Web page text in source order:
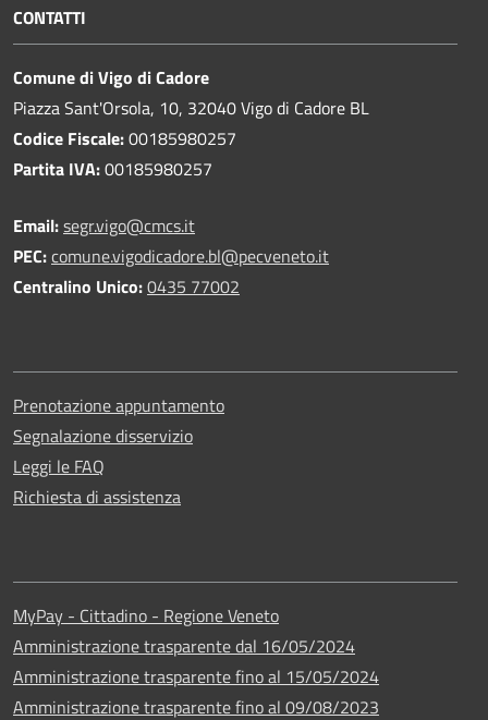
CONTATTI
Comune di Vigo di Cadore
Piazza Sant'Orsola, 10, 32040 Vigo di Cadore BL
Codice Fiscale:00185980257
Partita IVA:00185980257
Email:segr.vigo@cmcs.it
PEC:comune.vigodicadore.bl@pecveneto.it
Centralino Unico:0435 77002
Prenotazione appuntamento
Segnalazione disservizio
Leggi le FAQ
Richiesta di assistenza
MyPay - Cittadino - Regione Veneto
Amministrazione trasparente dal 16/05/2024
Amministrazione trasparente fino al 15/05/2024
Amministrazione trasparente fino al 09/08/2023